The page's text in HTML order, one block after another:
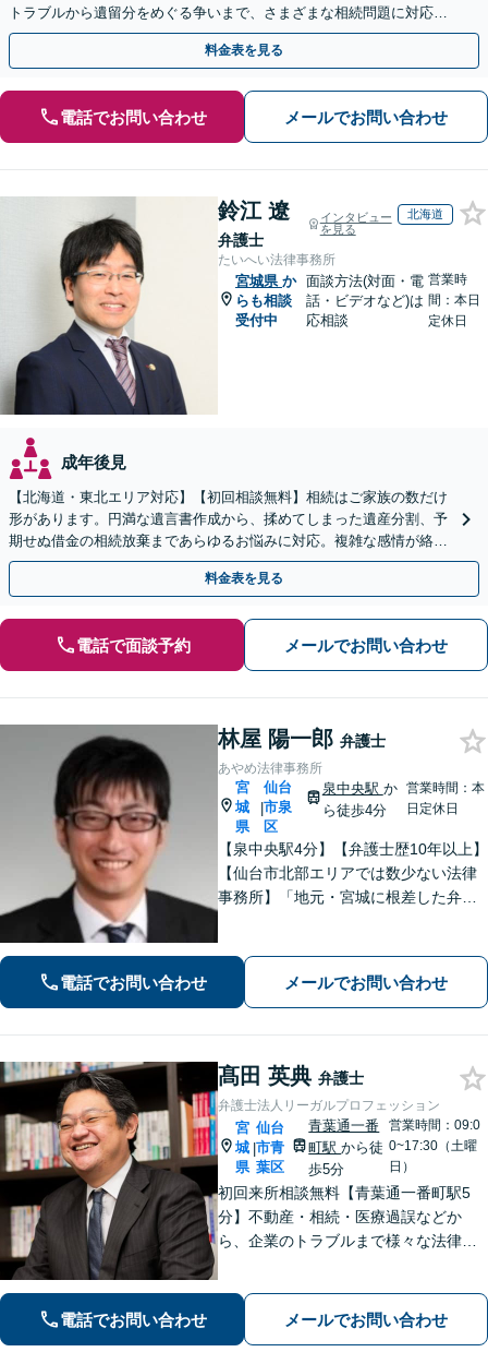
トラブルから遺留分をめぐる争いまで、さまざまな相続問題に対応し
ています「アクセス良好・WEB面談対応で安心の相談」
料金表を見る
電話でお問い合わせ メールでお問い合わせ
鈴江 遼
弁護士
インタビュー
を見る
北海道
たいへい法律事務所
宮城県 か
らも相談
受付中
面談方法(対面・電
話・ビデオなど)は
応相談
営業時
間：本日
定休日
成年後見
【北海道・東北エリア対応】【初回相談無料】相続はご家族の数だけ
形があります。円満な遺言書作成から、揉めてしまった遺産分割、予
期せぬ借金の相続放棄まであらゆるお悩みに対応。複雑な感情が絡む
相続トラブルもまずはご相談ください。WEB面談可。
料金表を見る
電話で面談予約 メールでお問い合わせ
林屋 陽一郎 弁護士
あやめ法律事務所
宮
城
県
|
仙台
市泉
区
泉中央駅 か
ら徒歩4分
営業時間：本
日定休日
【泉中央駅4分】【弁護士歴10年以上】
【仙台市北部エリアでは数少ない法律
事務所】「地元・宮城に根差した弁護
電話でお問い合わせ メールでお問い合わせ
髙田 英典 弁護士
弁護士法人リーガルプロフェッション
宮
城
県
|
仙台
市青
葉区
青葉通一番
町駅から徒
歩5分
営業時間：09:0
0~17:30（土曜
日）
初回来所相談無料【青葉通一番町駅5
分】不動産・相続・医療過誤などか
ら、企業のトラブルまで様々な法律問
くことを最も重視しています。お困り
の方はご相談ください。9名の弁護士が
電話でお問い合わせ メールでお問い合わせ